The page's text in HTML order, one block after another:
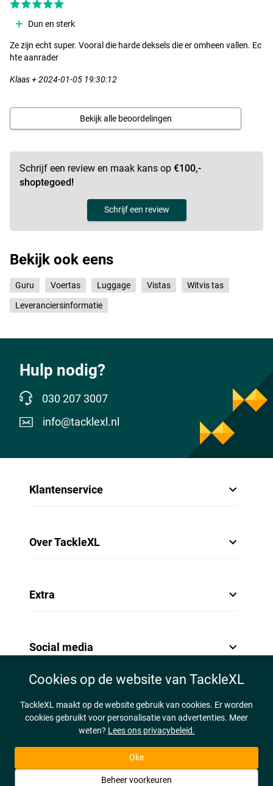
Dun en sterk
Ze zijn echt super. Vooral die harde deksels die er omheen vallen. Ec
hte aanrader
Klaas + 2024-01-05 19:30:12
Bekijk alle beoordelingen
Schrijf een review en maak kans op €100,-
shoptegoed!
Schrijf een review
Bekijk ook eens
Guru Voertas Luggage Vistas Witvis tas
Leveranciersinformatie
Hulp nodig?
030 207 3007
info@tacklexl.nl
Klantenservice
Over TackleXL
Extra
Social media
Cookies op de website van TackleXL
TackleXL maakt op de website gebruik van cookies. Er worden
cookies gebruikt voor personalisatie van advertenties. Meer
weten? Lees ons privacybeleid.
Oke
Beheer voorkeuren